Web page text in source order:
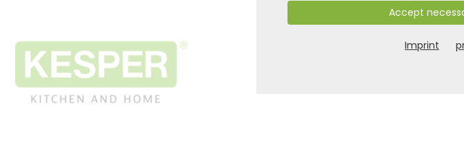
Accept
Imprint